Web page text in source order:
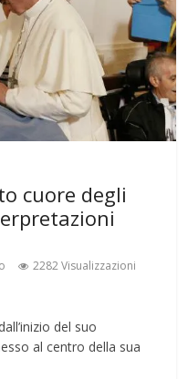
cuore degli
2282 Visualizzazioni
del suo
al centro della sua